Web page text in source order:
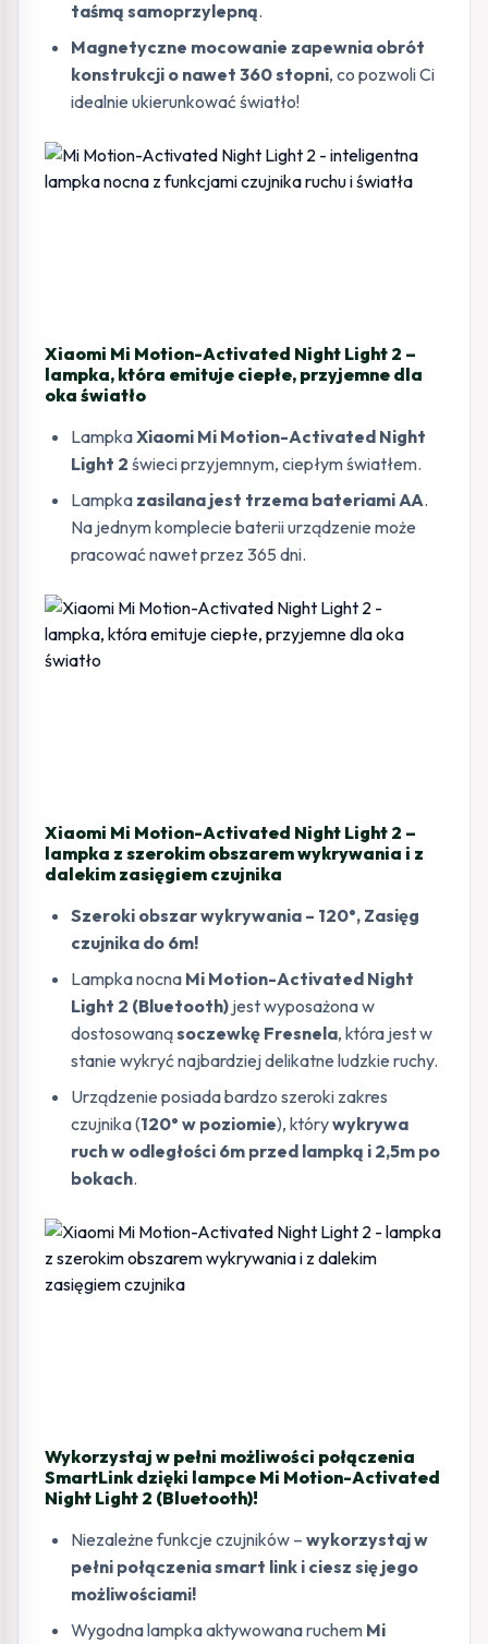
taśmą samoprzylepną.
Magnetyczne mocowanie zapewnia obrót
konstrukcji o nawet 360 stopni, co pozwoli Ci
idealnie ukierunkować światło!
Xiaomi Mi Motion-Activated Night Light 2 –
lampka, która emituje ciepłe, przyjemne dla
oka światło
LampkaXiaomi Mi Motion-Activated Night
Light 2 świeci przyjemnym, ciepłym światłem.
Lampka zasilana jest trzema bateriami AA.
Na jednym komplecie baterii urządzenie może
pracować nawet przez 365 dni.
Xiaomi Mi Motion-Activated Night Light 2 –
lampka z szerokim obszarem wykrywania i z
dalekim zasięgiem czujnika
Szeroki obszar wykrywania – 120°, Zasięg
czujnika do 6m!
Lampka nocna Mi Motion-Activated Night
Light 2 (Bluetooth) jest wyposażona w
dostosowanąsoczewkę Fresnela, która jest w
stanie wykryć najbardziej delikatne ludzkie ruchy.
Urządzenie posiada bardzo szeroki zakres
czujnika(120° w poziomie), którywykrywa
ruch w odległości 6m przed lampką i 2,5m po
bokach.
Wykorzystaj w pełni możliwości połączenia
SmartLink dzięki lampce Mi Motion-Activated
Night Light 2 (Bluetooth)!
Niezależne funkcje czujników – wykorzystaj w
pełni połączenia smart link i ciesz się jego
możliwościami!
Wygodna lampka aktywowana ruchem Mi